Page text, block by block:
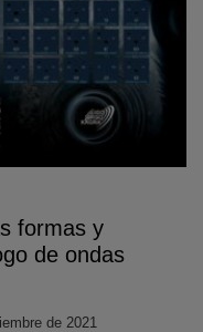
formas y
de ondas
de 2021